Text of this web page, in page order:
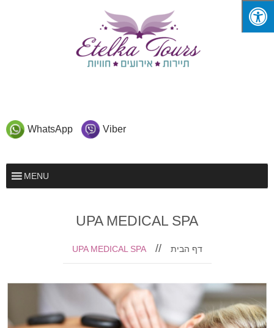
Viber
WhatsApp
MENU
UPA MEDICAL SPA
דף הבית UPA MEDICAL SPA